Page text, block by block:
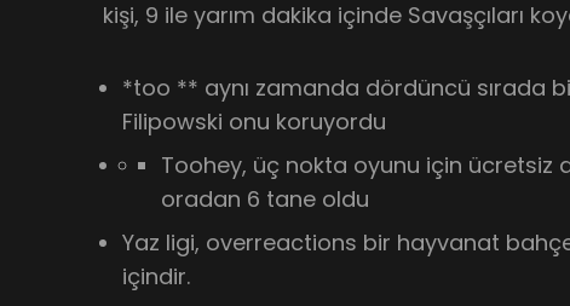
kişi, 9 ile yarım dakika içinde Savaşçıları
*too ** aynı zamanda dördüncü sırada
Filipowski onu koruyordu
Toohey, üç nokta oyunu için ücretsiz
oradan 6 tane oldu
Yaz ligi, overreactions bir hayvanat
içindir.